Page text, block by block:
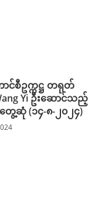
င်စီဥက္ကဋ္ဌ တရုတ်
Yi ဦးဆောင်သည့်
ဆုံ (၁၄-၈-၂၀၂၄)